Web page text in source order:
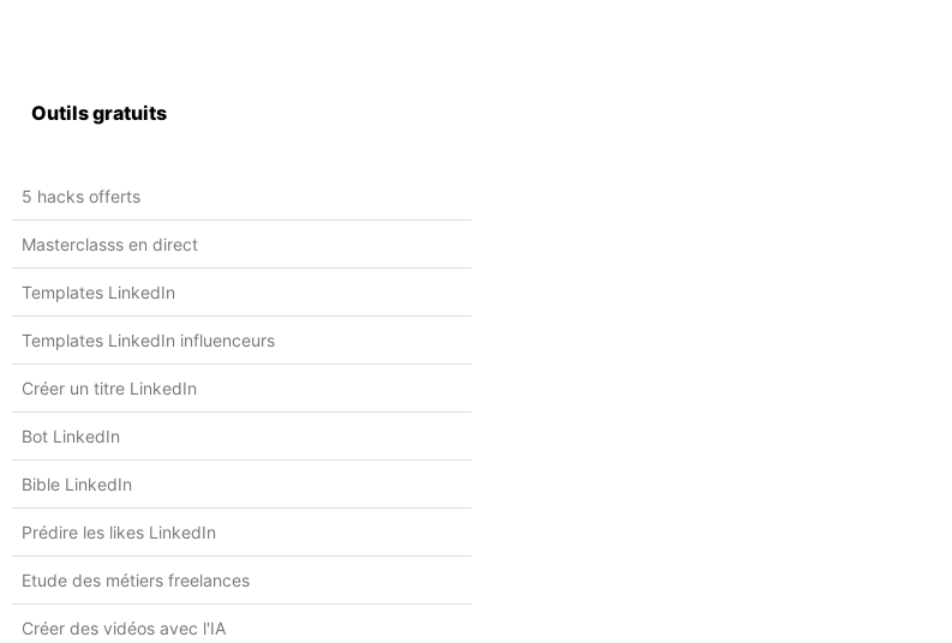
Outils gratuits
5 hacks offerts
Masterclasss en direct
Templates LinkedIn
Templates LinkedIn influenceurs
Créer un titre LinkedIn
Bot LinkedIn
Bible LinkedIn
Prédire les likes LinkedIn
Etude des métiers freelances
Créer des vidéos avec l'IA